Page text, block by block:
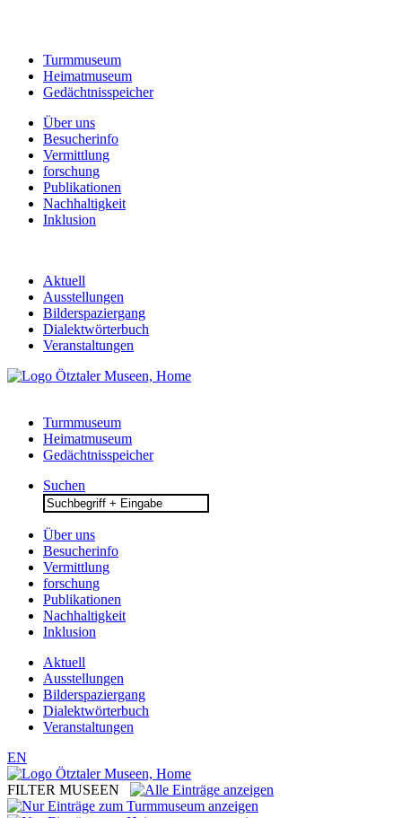
Turmmuseum
Heimatmuseum
Gedächtnisspeicher
Über uns
Besucherinfo
Vermittlung
forschung
Publikationen
Nachhaltigkeit
Inklusion
Aktuell
Ausstellungen
Bilderspaziergang
Dialektwörterbuch
Veranstaltungen
Turmmuseum
Heimatmuseum
Gedächtnisspeicher
Suchen
Search
for:
Über uns
Besucherinfo
Vermittlung
forschung
Publikationen
Nachhaltigkeit
Inklusion
Aktuell
Ausstellungen
Bilderspaziergang
Dialektwörterbuch
Veranstaltungen
EN
FILTER MUSEEN